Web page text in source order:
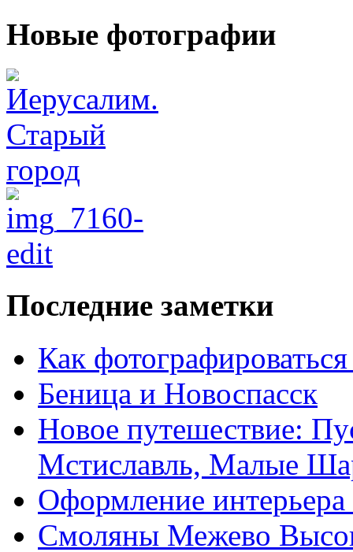
Новые фотографии
Последние заметки
Как фотографироваться
Беница и Новоспасск
Новое путешествие:
Мстиславль, Малые
Оформление
Смоляны Межево